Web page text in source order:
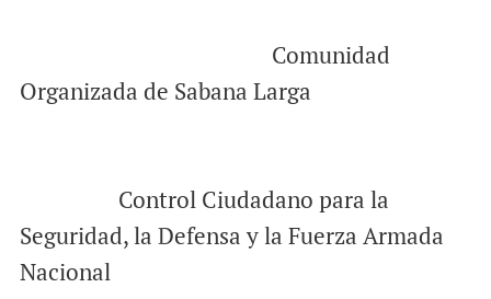
Comunidad
Organizada de Sabana Larga
Control Ciudadano para la
Seguridad, la Defensa y la Fuerza Armada
Nacional